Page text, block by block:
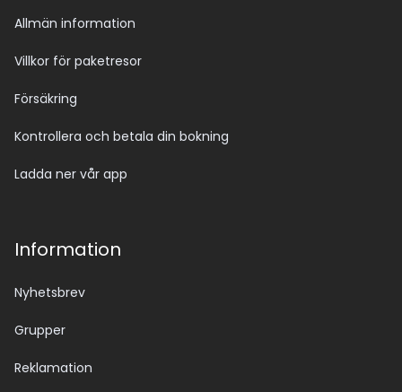
Allmän information
Villkor för paketresor
Försäkring
Kontrollera och betala din bokning
Ladda ner vår app
Information
Nyhetsbrev
Grupper
Reklamation